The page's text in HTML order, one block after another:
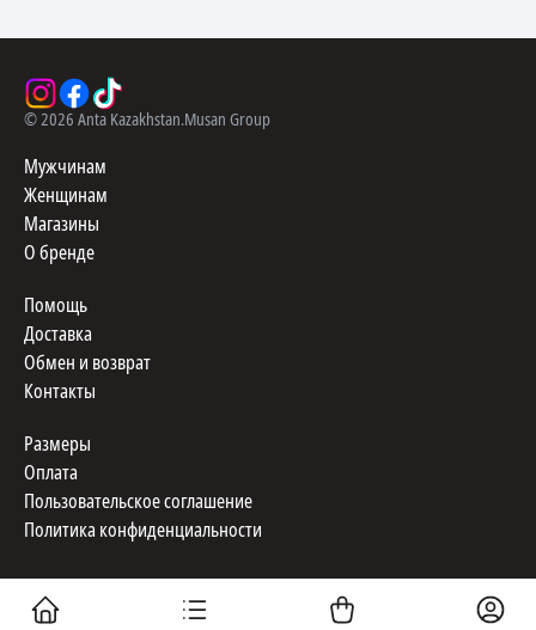
©2026 Anta Kazakhstan.Musan Group
Мужчинам
Женщинам
Магазины
О бренде
Помощь
Доставка
Обмен и возврат
Контакты
Размеры
Оплата
Пользовательское соглашение
Политика конфиденциальности